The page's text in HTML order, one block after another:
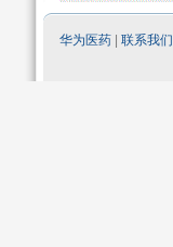
华为医药 联系我们